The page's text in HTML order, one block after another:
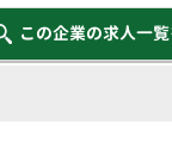
この企業の求人一